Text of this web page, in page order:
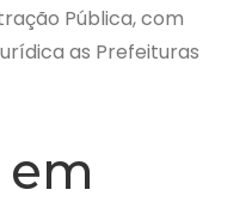
Pública, com
as Prefeituras